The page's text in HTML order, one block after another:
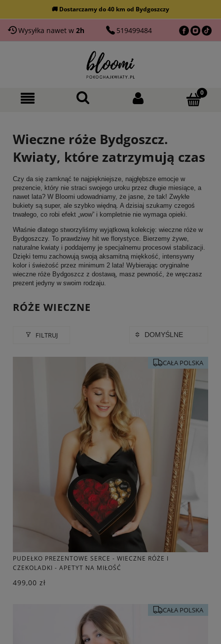
🌸 NAJWIĘKSZY wybór kwiatów w Bydgoszczy
Wysyłka nawet w 2h 519499484
Wieczne róże Bydgoszcz.
Kwiaty, które zatrzymują czas
Czy da się zamknąć te najpiękniejsze, najgłębsze emocje w
prezencie, który nie straci swojego uroku przez długie miesiące, a
nawet lata? W Bloomi udowadniamy, że jasne, że tak! Zwykłe
bukiety są super, ale szybko więdną. A dzisiaj szukamy czegoś
trwałego, co robi efekt „wow” i kompletnie nie wymaga opieki.
Właśnie dlatego stworzyliśmy wyjątkową kolekcję: wieczne róże w
Bydgoszczy. To prawdziwy hit we florystyce. Bierzemy żywe,
naturalne kwiaty i poddajemy je specjalnemu procesowi stabilizacji.
Dzięki temu zachowują swoją aksamitną miękkość, intensywny
kolor i świeżość przez minimum 2 lata! Wybierając oryginalne
wieczne róże Bydgoszcz z dostawą, masz pewność, że wręczasz
prezent jedyny w swoim rodzaju.
RÓŻE WIECZNE
FILTRUJ
PUDEŁKO PREZENTOWE SERCE - WIECZNE RÓŻE I
CZEKOLADKI - APETYT NA MIŁOŚĆ
CAŁA POLSKA
499,00 zł
CAŁA POLSKA